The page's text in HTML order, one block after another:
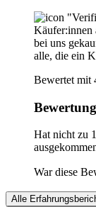
Käufer:innen
bei uns
alle, die ein
Bewertet mit
Hat nicht zu
War diese
Alle